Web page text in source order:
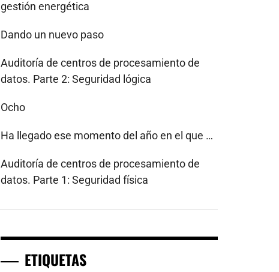
gestión energética
Dando un nuevo paso
Auditoría de centros de procesamiento de
datos. Parte 2: Seguridad lógica
Ocho
Ha llegado ese momento del año en el que …
Auditoría de centros de procesamiento de
datos. Parte 1: Seguridad física
ETIQUETAS